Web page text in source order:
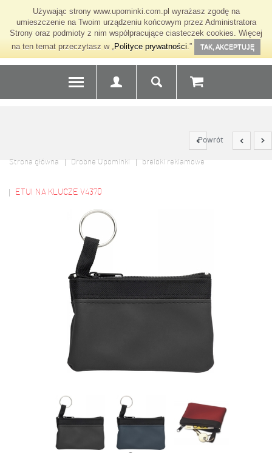
Używając strony www.upominki.com.pl wyrażasz zgodę na
umieszczenie na Twoim urządzeniu końcowym przez Administratora
Strony oraz podmioty z nim współpracujące ciasteczek cookies. Więcej
na ten temat przeczytasz w „Polityce prywatności.” TAK, AKCEPTUJĘ
Powrót
Strona główna Drobne Upominki breloki reklamowe
ETUI NA KLUCZE V4370